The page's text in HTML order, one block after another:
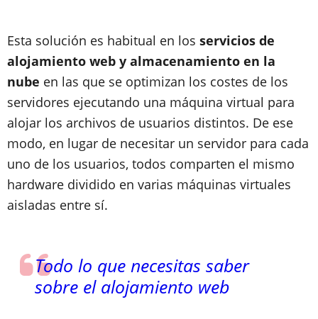
Esta solución es habitual en los servicios de
alojamiento web y almacenamiento en la
nube en las que se optimizan los costes de los
servidores ejecutando una máquina virtual para
alojar los archivos de usuarios distintos. De ese
modo, en lugar de necesitar un servidor para cada
uno de los usuarios, todos comparten el mismo
hardware dividido en varias máquinas virtuales
aisladas entre sí.
Todo lo que necesitas saber
sobre el alojamiento web